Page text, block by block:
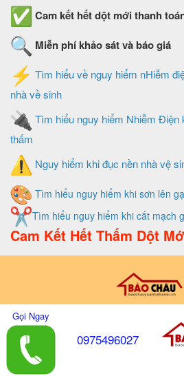
Cam kết hết dột mới thanh
Miễn phí khảo sát và báo giá
Tìm hiểu về nguy hiểm nHiễm
nhà về sinh
Tìm hiểu nguy hiểm Nhiễm Điện
thấm
Nguy hiểm khi đục nền nhà vệ
Tìm hiểu nguy hiểm khi sơn lên
Tìm hiểu nguy hiểm khi cắt mạch
Cam Kết Hết Thấm Dột
Gọi Ngay
0975496027